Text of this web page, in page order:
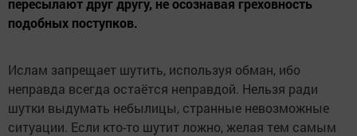
пересылают друг другу, не осознавая греховность
подобных поступков.
Ислам запрещает шутить, используя обман, ибо
неправда всегда остаётся неправдой. Нельзя ради
шутки выдумать небылицы, странные невозможные
ситуации. Если кто-то шутит ложно, желая тем самым